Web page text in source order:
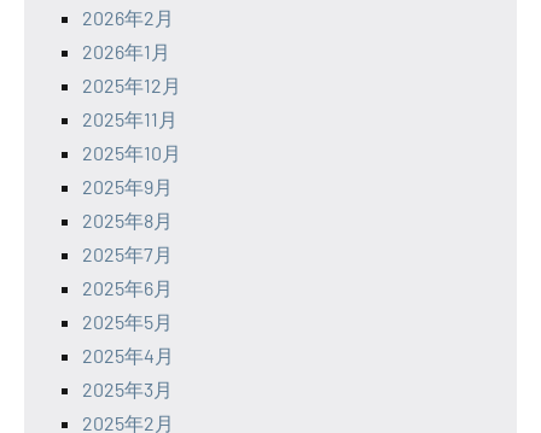
2026年2月
2026年1月
2025年12月
2025年11月
2025年10月
2025年9月
2025年8月
2025年7月
2025年6月
2025年5月
2025年4月
2025年3月
2025年2月